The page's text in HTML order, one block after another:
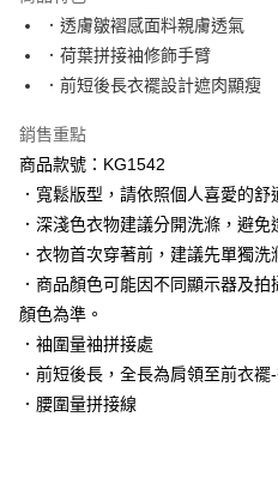
付款後萊爾富取貨
每筆NT$60，滿NT$1,000(含以上)
7-11取貨付款
每筆NT$60，滿NT$1,000(含以上)
付款後7-11取貨
每筆NT$60，滿NT$1,000(含以上
宅配
每筆NT$120，滿NT$1,000(含以
付款後門市自取
每筆NT$60，滿NT$1,000(含以上)
海外配送-港/澳/新/馬/泰國專屬
．透膚皺褶感面料親膚透氣
．荷葉拼接袖修飾手臂
．前短後長衣襬設計遮肉顯瘦
銷售重點
商品款號：KG1542
．寬鬆版型，請依照個人喜愛的舒
．深淺色衣物建議分開洗滌，避免
．衣物首次穿著前，建議先單獨洗
．商品顏色可能因不同顯示器及
顏色為準。
．袖圍量袖拼接處
．前短後長，全長為肩領至前衣
．腰圍量拼接線